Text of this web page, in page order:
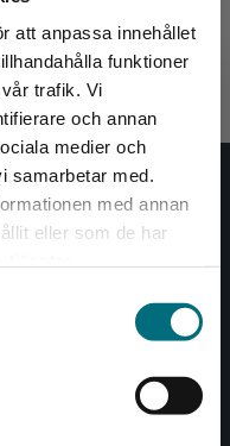
att anpassa innehållet
funktioner
trafik. Vi
och annan
medier och
samarbetar med.
med annan
eller som de har
utanför
ett köp måste
Studentlitteratur.